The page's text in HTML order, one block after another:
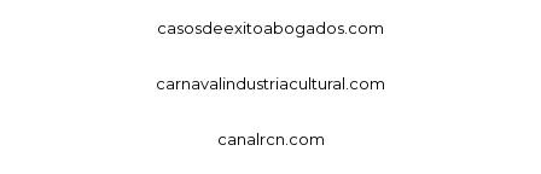
casosdeexitoabogados.com
carnavalindustriacultural.com
canalrcn.com